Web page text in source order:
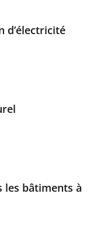
d’électricité
les bâtiments à